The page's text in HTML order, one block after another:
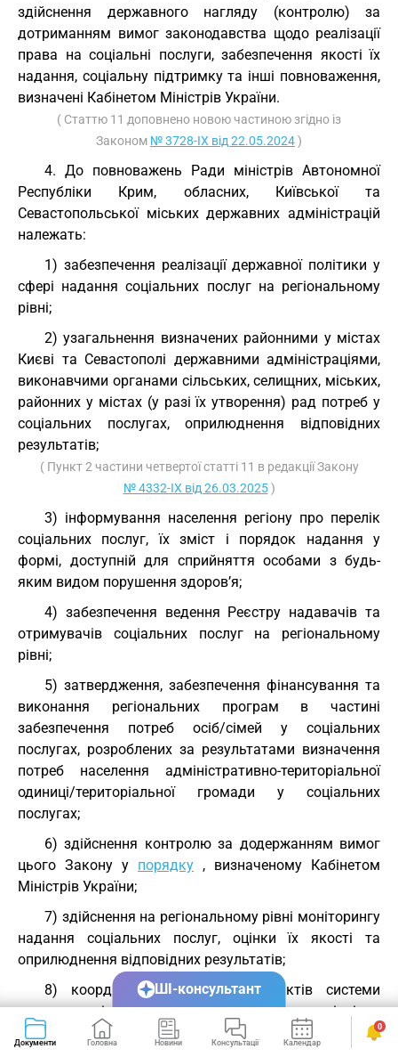
здійснення державного нагляду (контролю) за
дотриманням вимог законодавства щодо реалізації
права на соціальні послуги, забезпечення якості їх
надання, соціальну підтримку та інші повноваження,
визначені Кабінетом Міністрів України.
( Статтю 11 доповнено новою частиною згідно із
Законом № 3728-IX від 22.05.2024)
4. До повноважень Ради міністрів Автономної
Республіки Крим, обласних, Київської та
Севастопольської міських державних адміністрацій
належать:
1) забезпечення реалізації державної політики у
сфері надання соціальних послуг на регіональному
рівні;
2) узагальнення визначених районними у містах
Києві та Севастополі державними адміністраціями,
виконавчими органами сільських, селищних, міських,
районних у містах (у разі їх утворення) рад потреб у
соціальних послугах, оприлюднення відповідних
результатів;
( Пункт 2 частини четвертої статті 11 в редакції Закону
№ 4332-IX від 26.03.2025)
3) інформування населення регіону про перелік
соціальних послуг, їх зміст і порядок надання у
формі, доступній для сприйняття особами з будь-
яким видом порушення здоров’я;
4) забезпечення ведення Реєстру надавачів та
отримувачів соціальних послуг на регіональному
рівні;
5) затвердження, забезпечення фінансування та
виконання регіональних програм в частині
забезпечення потреб осіб/сімей у соціальних
послугах, розроблених за результатами визначення
потреб населення адміністративно-територіальної
одиниці/територіальної громади у соціальних
послугах;
6) здійснення контролю за додержанням вимог
цього Закону у порядку , визначеному Кабінетом
Міністрів України;
7) здійснення на регіональному рівні моніторингу
надання соціальних послуг, оцінки їх якості та
оприлюднення відповідних результатів;
8) координація діяльності суб’єктів системи
надання соціальних послуг на регіональному рівні;
9) забезпечення взаємодії надавачів соціальних
Документи Головна Новини Консультації Календар Сервіси
0
ШІ-консультант